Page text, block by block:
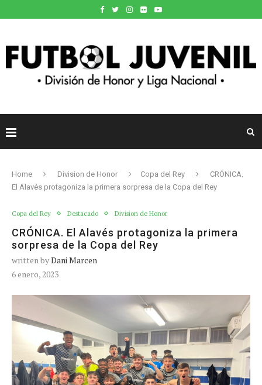
Home Division de Honor Copa del Rey
CRÓNICA.
El Alavés protagoniza la primera sorpresa de la Copa del Rey
Copa del Rey Destacado Division de Honor
CRÓNICA. El Alavés protagoniza la primera
sorpresa de la Copa del Rey
written byDani Marcen
6 enero, 2023